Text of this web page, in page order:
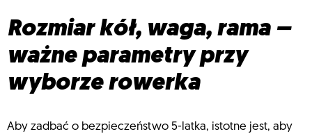
Rozmiar kół, waga, rama –
ważne parametry przy
wyborze rowerka
Aby zadbać o bezpieczeństwo 5-latka, istotne jest, aby